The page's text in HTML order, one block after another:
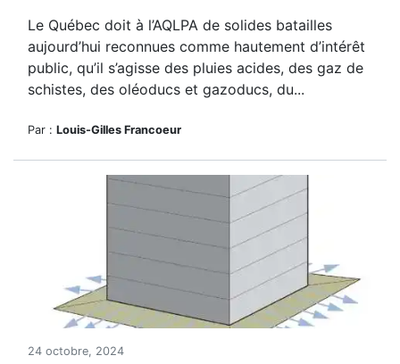
Le Québec doit à l’AQLPA de solides batailles
aujourd’hui reconnues comme hautement d’intérêt
public, qu’il s’agisse des pluies acides, des gaz de
schistes, des oléoducs et gazoducs, du...
Par : Louis-Gilles Francoeur
24 octobre, 2024